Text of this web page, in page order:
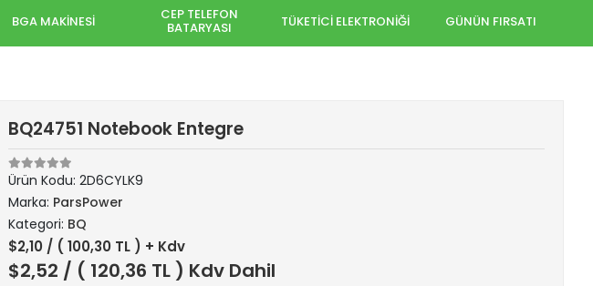
BGA MAKİNESİ CEP TELEFON
BATARYASI TÜKETİCİ ELEKTRONİĞİ GÜNÜN FIRSATI
BQ24751 Notebook Entegre
Ürün Kodu: 2D6CYLK9
Marka: ParsPower
Kategori: BQ
$2,10 / ( 100,30 TL ) + Kdv
$2,52 / ( 120,36 TL ) Kdv Dahil